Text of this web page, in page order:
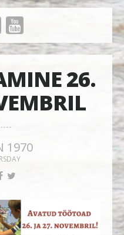
26.
1970